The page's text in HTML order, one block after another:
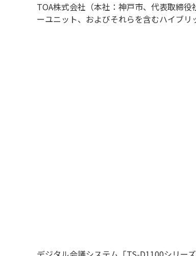
TOA株式会社（本社：神戸市、代表取締
ーユニット、およびそれらを含むハイブリ